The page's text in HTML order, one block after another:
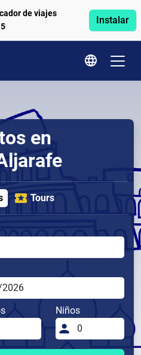
de viajes
Instalar
en
Tours
Niños